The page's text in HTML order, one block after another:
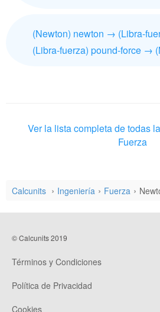
(Newton) newton → (Libra-
(Libra-fuerza) pound-force →
Ver la lista completa de todas
Fuerza
Calcunits Ingeniería Fuerza
© Calcunits 2019
Términos y Condiciones
Política de Privacidad
Cookies